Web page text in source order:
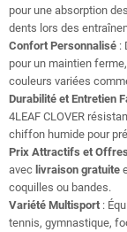
pour une absorption
dents lors des
Confort Personnalisé :
pour un maintien
couleurs variées
Durabilité et Entretien
4LEAF CLOVER
chiffon humide pour
Prix Attractifs et Offres
avec livraison gratuite
coquilles ou bandes.
Variété Multisport :
tennis, gymnastique,